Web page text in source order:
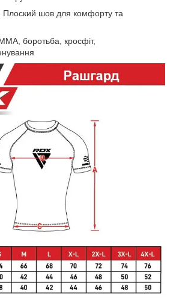
Плоский шов для комфорту та
боротьба, кросфіт,